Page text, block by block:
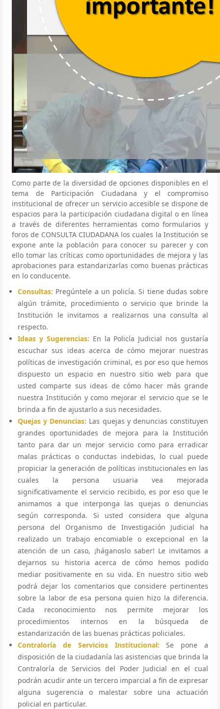
Como parte de la diversidad de opciones disponibles en el
tema de Participación Ciudadana y el compromiso
institucional de ofrecer un servicio accesible se dispone de
espacios para la participación ciudadana digital o en línea
a través de diferentes herramientas como formularios y
foros de CONSULTA CIUDADANA los cuales la Institución se
expone ante la población para conocer su parecer y con
ello tomar las críticas como oportunidades de mejora y las
aprobaciones para estandarizarlas como buenas prácticas
en lo conducente.
Consultas: Pregúntele a un policía. Si tiene dudas sobre
algún trámite, procedimiento o servicio que brinde la
Institución le invitamos a realizarnos una consulta al
respecto.
Ideas y Sugerencias: En la Policía Judicial nos gustaría
escuchar sus ideas acerca de cómo mejorar nuestras
políticas de investigación criminal, es por eso que hemos
dispuesto un espacio en nuestro sitio web para que
usted comparte sus ideas de cómo hacer más grande
nuestra Institución y como mejorar el servicio que se le
brinda a fin de ajustarlo a sus necesidades.
Quejas y Denuncias: Las quejas y denuncias constituyen
grandes oportunidades de mejora para la Institución
tanto para dar un mejor servicio como para erradicar
malas prácticas o conductas indebidas, lo cual puede
propiciar la generación de políticas institucionales en las
cuales la persona usuaria vea mejorada
significativamente el servicio recibido, es por eso que le
animamos a que interponga las quejas o denuncias
según corresponda. Si usted considera que alguna
persona del Organismo de Investigación Judicial ha
realizado un trabajo encomiable o excepcional en la
atención de un caso, ¡háganoslo saber! Le invitamos a
dejarnos su historia acerca de cómo hemos podido
mediar positivamente en su vida. En nuestro sitio web
podrá dejar los comentarios que considere pertinentes
sobre la labor de esa persona quien hizo la diferencia.
Cada reconocimiento nos permite mejorar los
procedimientos internos en la búsqueda de
estandarización de las buenas prácticas policiales.
Contraloría de Servicios Institucional:
Se pone a
disposición de la ciudadanía las asistencias que brinda la
Contraloría de Servicios del Poder Judicial en el cual
podrán acudir ante un tercero imparcial a fin de expresar
alguna sugerencia o malestar sobre una actuación
policial en particular.